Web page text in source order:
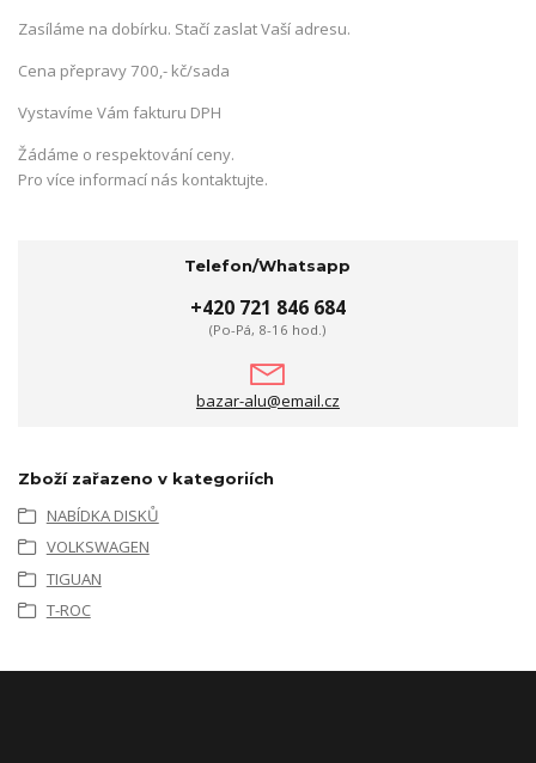
Zasíláme na dobírku. Stačí zaslat Vaší adresu.
Cena přepravy 700,- kč/sada
Vystavíme Vám fakturu DPH
Žádáme o respektování ceny.
Pro více informací nás kontaktujte.
Telefon/Whatsapp
+420 721 846 684
(Po-Pá, 8-16 hod.)
bazar-alu@email.cz
Zboží zařazeno v kategoriích
NABÍDKA DISKŮ
VOLKSWAGEN
TIGUAN
T-ROC